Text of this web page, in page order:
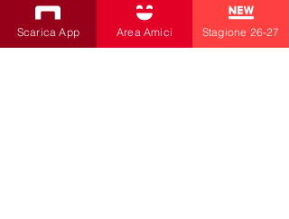
Scarica App Area Amici Stagione 26-27